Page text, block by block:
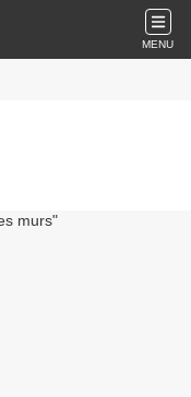
MENU